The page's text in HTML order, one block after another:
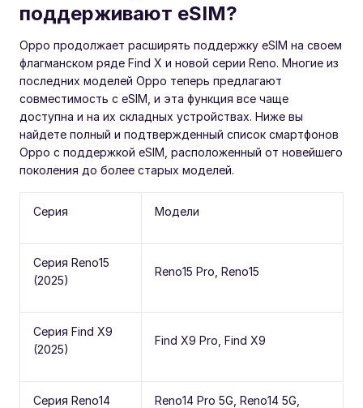
поддерживают eSIM?
Oppo продолжает расширять поддержку eSIM на своем
флагманском ряде Find X и новой серии Reno. Многие из
последних моделей Oppo теперь предлагают
совместимость с eSIM, и эта функция все чаще
доступна и на их складных устройствах. Ниже вы
найдете полный и подтвержденный список смартфонов
Oppo с поддержкой eSIM, расположенный от новейшего
поколения до более старых моделей.
Серия Модели
Серия Reno15
(2025)
Reno15 Pro, Reno15
Серия Find X9
(2025)
Find X9 Pro, Find X9
Серия Reno14
Reno14 Pro 5G, Reno14 5G,